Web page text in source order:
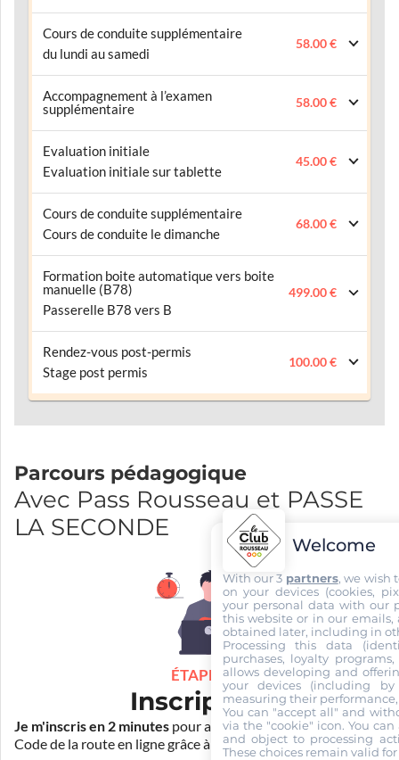
Cours de conduite supplémentaire
du lundi au samedi
58.00 €
Accompagnement à l’examen
supplémentaire
58.00 €
Evaluation initiale
Evaluation initiale sur tablette
45.00 €
Cours de conduite supplémentaire
Cours de conduite le dimanche
68.00 €
Formation boite automatique vers boite
manuelle (B78)
Passerelle B78 vers B
499.00 €
Rendez-vous post-permis
Stage post permis
100.00 €
Parcours pédagogique
Avec Pass Rousseau et PASSE
LA SECONDE
ÉTAPE 1
Inscription
Je m'inscris en 2 minutes pour accéder à ma formation au
Code de la route en ligne grâce à
Pass Rousseau Voiture.
Welcome
With our 3 partners, we wish
on your devices (cookies,
your personal data with our
this website or in our emails,
obtained later, including in
Processing this data
purchases, loyalty
allows developing and
your devices (including
measuring their
You can "accept all" and
via the "cookie" icon. You
and object to processing
These choices remain valid